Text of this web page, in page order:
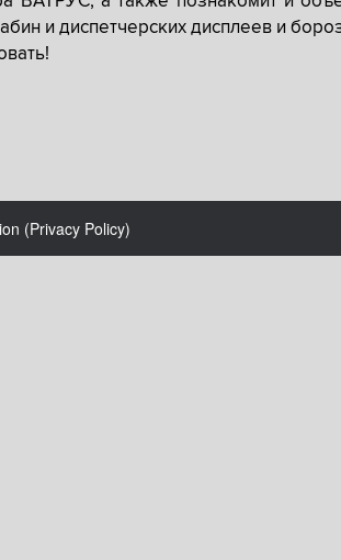
и диспетчерских дисплеев и
(Privacy Policy)